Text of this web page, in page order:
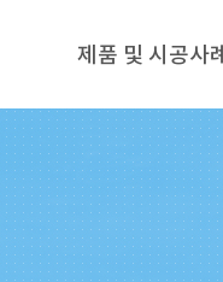
제품 및 시공사례